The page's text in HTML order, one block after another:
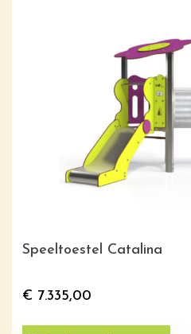
Speeltoestel Catalina
€ 7.335,00